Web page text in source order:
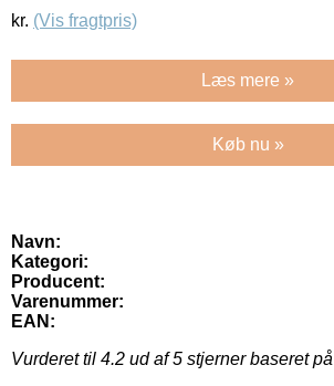
kr. (Vis fragtpris)
Læs mere »
Køb nu »
Navn:
Kategori:
Producent:
Varenummer:
EAN:
Vurderet til 4.2 ud af 5 stjerner baseret på